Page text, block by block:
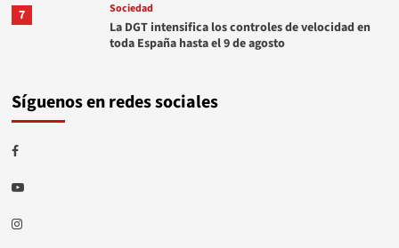
7 Sociedad
La DGT intensifica los controles de velocidad en
toda España hasta el 9 de agosto
Síguenos en redes sociales
Facebook
Youtube
Instagram